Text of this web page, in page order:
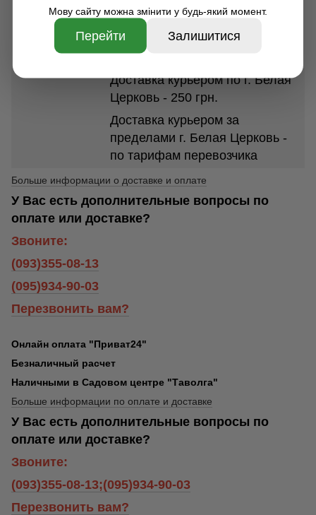
доставки в зависимости от
размеров и веса посылки от 35
грн.
Доставка курьером по г. Белая
Церковь - 250 грн.
Доставка курьером за
пределами г. Белая Церковь -
по тарифам перевозчика
Больше информации о доставке и оплате
У Вас есть дополнительные вопросы по
оплате или доставке?
Звоните:
(093)355-08-13
(095)934-90-03
Перезвонить вам?
Онлайн оплата "Приват24"
Безналичный расчет
Наличными в Садовом центре "Таволга"
Больше информации по оплате и доставке
У Вас есть дополнительные вопросы по
оплате или доставке?
Звоните:
(093)355-08-13;(095)934-90-03
Перезвонить вам?
Мову сайту можна змінити у будь-який момент.
Перейти Залишитися